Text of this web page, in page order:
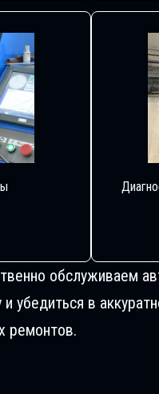
обслуживаем
убедиться в
ремонтов.